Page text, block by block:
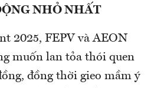
NHỎ NHẤT
2025, FEPV và AEON
muốn lan tỏa thói quen
đồng thời gieo mầm ý